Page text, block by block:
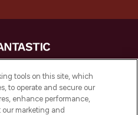
is de ultieme online
van Europa, met de
haarproducten en
200 topmerken.
tools on this site, which
to operate and secure our
enhance performance,
our marketing and